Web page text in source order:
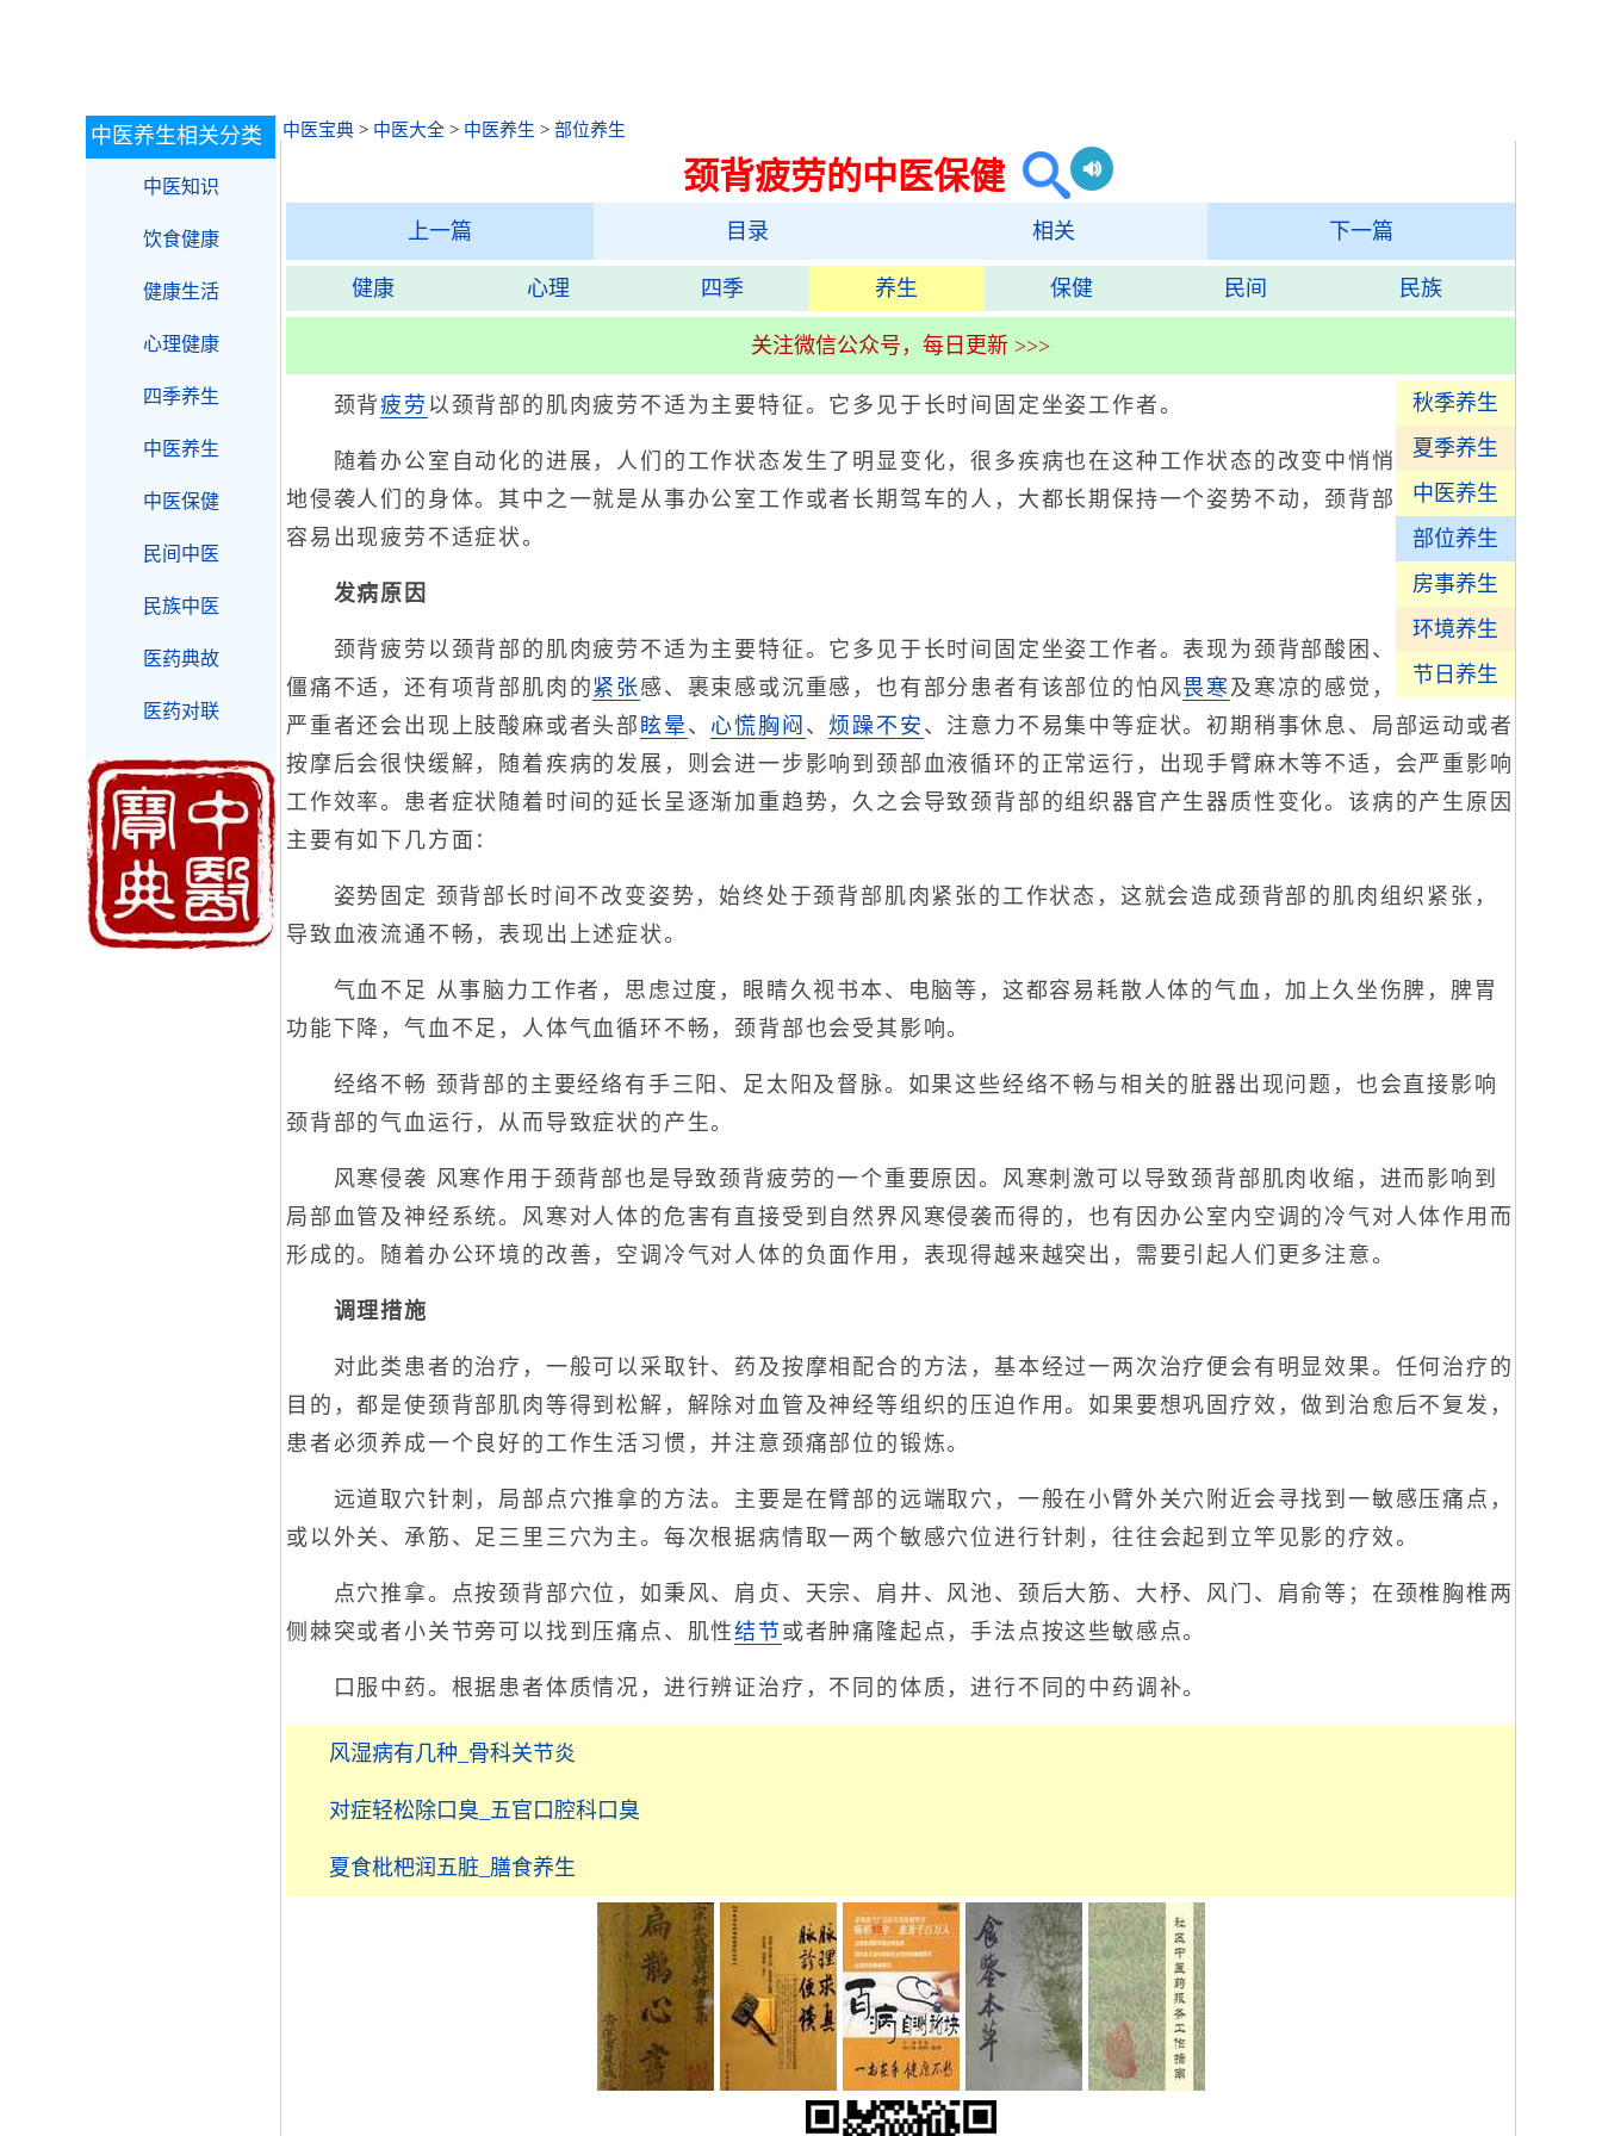
中医宝典 > 中医大全 > 中医养生 > 部位养生
颈背疲劳的中医保健
上一篇 目录 相关 下一篇
健康 心理 四季 养生 保健 民间 民族
关注微信公众号，每日更新 >>>
秋季养生
夏季养生
中医养生
部位养生
房事养生
环境养生
节日养生
颈背疲劳 以颈背部的肌肉疲劳不适为主要特征。它多见于长时间固定坐姿工作者。
随着办公室自动化的进展，人们的工作状态发生了明显变化，很多疾病也在这种工作状态的改变中悄悄
地侵袭人们的身体。其中之一就是从事办公室工作或者长期驾车的人，大都长期保持一个姿势不动，颈背部
容易出现疲劳不适症状。
发病原因
颈背疲劳以颈背部的肌肉疲劳不适为主要特征。它多见于长时间固定坐姿工作者。表现为颈背部酸困、
僵痛不适，还有项背部肌肉的 紧张感、裹束感或沉重感，也有部分患者有该部位的怕风畏寒 及寒凉的感觉，
严重者还会出现上肢酸麻或者头部 眩晕 、 心慌胸闷 、 烦躁不安 、注意力不易集中等症状。初期稍事休息、局部运动或者
按摩后会很快缓解，随着疾病的发展，则会进一步影响到颈部血液循环的正常运行，出现手臂麻木等不适，会严重影响
工作效率。患者症状随着时间的延长呈逐渐加重趋势，久之会导致颈背部的组织器官产生器质性变化。该病的产生原因
主要有如下几方面：
姿势固定 颈背部长时间不改变姿势，始终处于颈背部肌肉紧张的工作状态，这就会造成颈背部的肌肉组织紧张，
导致血液流通不畅，表现出上述症状。
气血不足 从事脑力工作者，思虑过度，眼睛久视书本、电脑等，这都容易耗散人体的气血，加上久坐伤脾，脾胃
功能下降，气血不足，人体气血循环不畅，颈背部也会受其影响。
经络不畅 颈背部的主要经络有手三阳、足太阳及督脉。如果这些经络不畅与相关的脏器出现问题，也会直接影响
颈背部的气血运行，从而导致症状的产生。
风寒侵袭 风寒作用于颈背部也是导致颈背疲劳的一个重要原因。风寒刺激可以导致颈背部肌肉收缩，进而影响到
局部血管及神经系统。风寒对人体的危害有直接受到自然界风寒侵袭而得的，也有因办公室内空调的冷气对人体作用而
形成的。随着办公环境的改善，空调冷气对人体的负面作用，表现得越来越突出，需要引起人们更多注意。
调理措施
对此类患者的治疗，一般可以采取针、药及按摩相配合的方法，基本经过一两次治疗便会有明显效果。任何治疗的
目的，都是使颈背部肌肉等得到松解，解除对血管及神经等组织的压迫作用。如果要想巩固疗效，做到治愈后不复发，
患者必须养成一个良好的工作生活习惯，并注意颈痛部位的锻炼。
远道取穴针刺，局部点穴推拿的方法。主要是在臂部的远端取穴，一般在小臂外关穴附近会寻找到一敏感压痛点，
或以外关、承筋、足三里三穴为主。每次根据病情取一两个敏感穴位进行针刺，往往会起到立竿见影的疗效。
点穴推拿。点按颈背部穴位，如秉风、肩贞、天宗、肩井、风池、颈后大筋、大杼、风门、肩俞等；在颈椎胸椎两
侧棘突或者小关节旁可以找到压痛点、肌性结节 或者肿痛隆起点，手法点按这些敏感点。
口服中药。根据患者体质情况，进行辨证治疗，不同的体质，进行不同的中药调补。
风湿病有几种_骨科关节炎
对症轻松除口臭_五官口腔科口臭
夏食枇杷润五脏_膳食养生
中医养生相关分类
中医知识
饮食健康
健康生活
心理健康
四季养生
中医养生
中医保健
民间中医
民族中医
医药典故
医药对联